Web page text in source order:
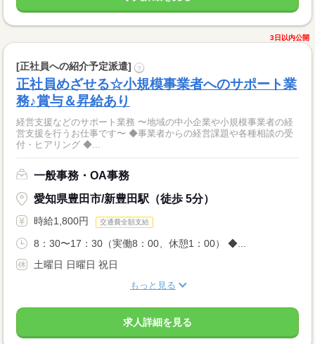
3日以内公開
[正社員への紹介予定派遣] ?
正社員めざせる☆小規模事業者へのサポート業
務♪賞与＆昇給あり
経営支援などのサポート業務 〜地域の中小企業や小規模事業者の経
営支援を行うお仕事です〜 ◆事業者からの経営課題や各種相談の受
付・ヒアリング ◆...
一般事務・OA事務
愛知県豊田市/新豊田駅（徒歩 5分）
時給1,800円 交通費全額支給
8：30〜17：30（実働8：00、休憩1：00） ◆...
土曜日 日曜日 祝日
もっと見る
求人詳細を見る